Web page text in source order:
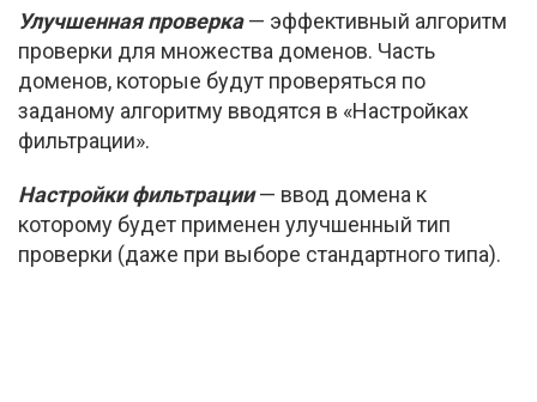
Улучшенная проверка— эффективный алгоритм
проверки для множества доменов. Часть
доменов, которые будут проверяться по
заданому алгоритму вводятся в «Настройках
фильтрации».
Настройки фильтрации— ввод домена к
которому будет применен улучшенный тип
проверки (даже при выборе стандартного типа).